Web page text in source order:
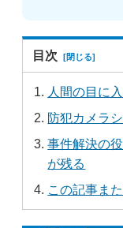
目次
人間の目に
防犯カメラ
事件解決の
が残る
この記事ま